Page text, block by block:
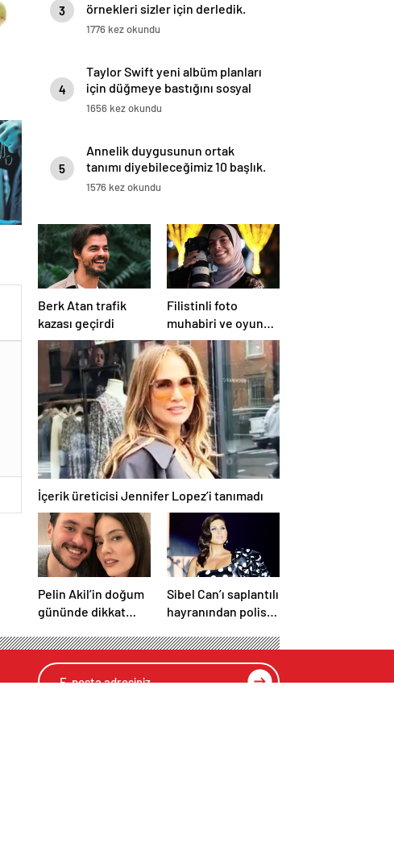
3
örnekleri sizler için derledik.
1776 kez okundu
4
Taylor Swift yeni albüm planları
için düğmeye bastığını sosyal
medyadan duyurdu!
1656 kez okundu
5
Annelik duygusunun ortak
tanımı diyebileceğimiz 10 başlık.
1576 kez okundu
Berk Atan trafik
kazası geçirdi
Filistinli foto
muhabiri ve oyuncu
Fatima Hassona,
hava saldırısı
sonucu hayatını
kaybetti
İçerik üreticisi Jennifer Lopez’i tanımadı
Pelin Akil’in doğum
gününde dikkat
Sibel Can’ı saplantılı
hayranından polis